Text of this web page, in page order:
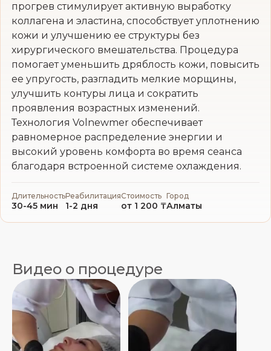
прогрев стимулирует активную выработку
коллагена и эластина, способствует уплотнению
кожи и улучшению ее структуры без
хирургического вмешательства. Процедура
помогает уменьшить дряблость кожи, повысить
ее упругость, разгладить мелкие морщины,
улучшить контуры лица и сократить
проявления возрастных изменений.
Технология Volnewmer обеспечивает
равномерное распределение энергии и
высокий уровень комфорта во время сеанса
благодаря встроенной системе охлаждения.
Длительность
30-45 мин
Реабилитация
1-2 дня
Стоимость
от 1 200 ₸
Город
Алматы
Видео о процедуре